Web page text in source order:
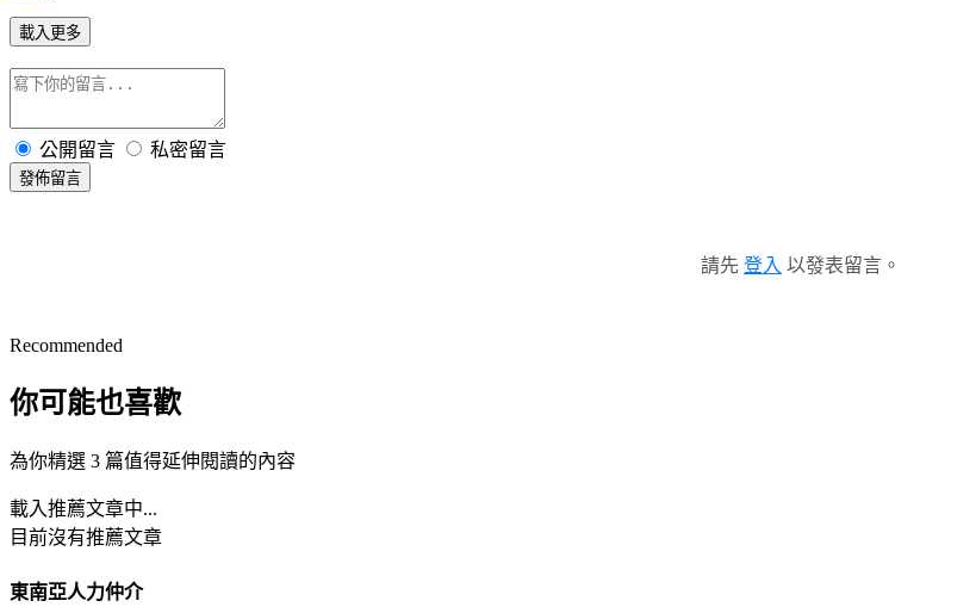
載入更多
公開留言 私密留言
發佈留言
請先 登入 以發表留言。
Recommended
你可能也喜歡
為你精選 3 篇值得延伸閱讀的內容
載入推薦文章中...
目前沒有推薦文章
東南亞人力仲介